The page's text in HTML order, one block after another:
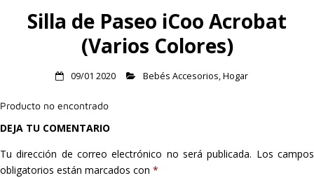
Inicio
Deportes
Hogar
Silla de Paseo iCoo Acrobat
(Varios Colores)
09/01 2020 Bebés Accesorios,Hogar
Producto no encontrado
DEJA TU COMENTARIO
Tu dirección de correo electrónico no será publicada. Los campos
obligatorios están marcados con *